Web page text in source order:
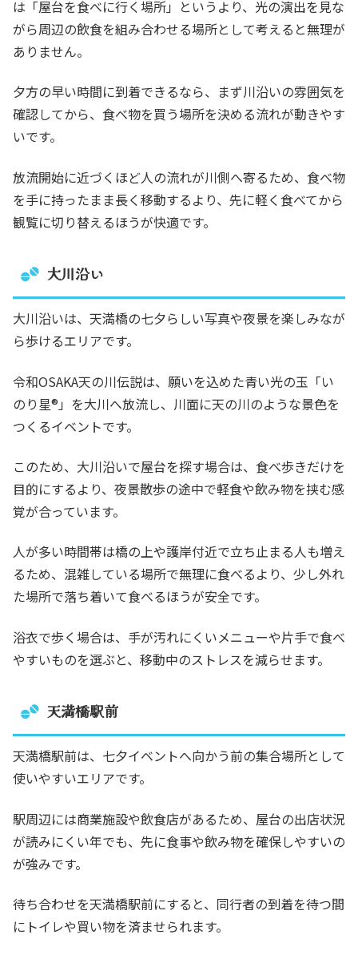
は「屋台を食べに行く場所」というより、光の演出を見な
がら周辺の飲食を組み合わせる場所として考えると無理が
ありません。
夕方の早い時間に到着できるなら、まず川沿いの雰囲気を
確認してから、食べ物を買う場所を決める流れが動きやす
いです。
放流開始に近づくほど人の流れが川側へ寄るため、食べ物
を手に持ったまま長く移動するより、先に軽く食べてから
観覧に切り替えるほうが快適です。
大川沿い
大川沿いは、天満橋の七夕らしい写真や夜景を楽しみなが
ら歩けるエリアです。
令和OSAKA天の川伝説は、願いを込めた青い光の玉「い
のり星®」を大川へ放流し、川面に天の川のような景色を
つくるイベントです。
このため、大川沿いで屋台を探す場合は、食べ歩きだけを
目的にするより、夜景散歩の途中で軽食や飲み物を挟む感
覚が合っています。
人が多い時間帯は橋の上や護岸付近で立ち止まる人も増え
るため、混雑している場所で無理に食べるより、少し外れ
た場所で落ち着いて食べるほうが安全です。
浴衣で歩く場合は、手が汚れにくいメニューや片手で食べ
やすいものを選ぶと、移動中のストレスを減らせます。
天満橋駅前
天満橋駅前は、七夕イベントへ向かう前の集合場所として
使いやすいエリアです。
駅周辺には商業施設や飲食店があるため、屋台の出店状況
が読みにくい年でも、先に食事や飲み物を確保しやすいの
が強みです。
待ち合わせを天満橋駅前にすると、同行者の到着を待つ間
にトイレや買い物を済ませられます。